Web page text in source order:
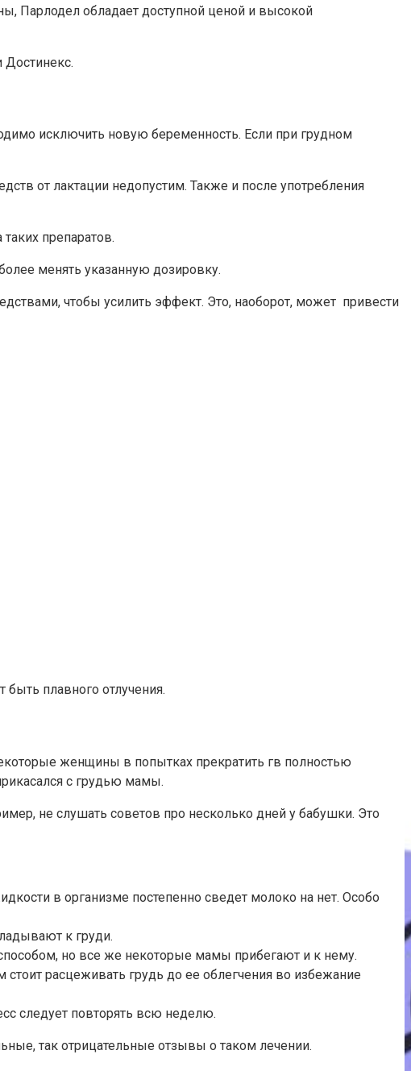
Парлодел обладает доступной ценой и высокой
Достинекс.
исключить новую беременность. Если при грудном
от лактации недопустим. Также и после употребления
препаратов.
менять указанную дозировку.
чтобы усилить эффект. Это, наоборот, может привести
плавного отлучения.
женщины в попытках прекратить гв полностью
с грудью мамы.
не слушать советов про несколько дней у бабушки. Это
в организме постепенно сведет молоко на нет. Особо
к груди.
но все же некоторые мамы прибегают и к нему.
расцеживать грудь до ее облегчения во избежание
следует повторять всю неделю.
так отрицательные отзывы о таком лечении.